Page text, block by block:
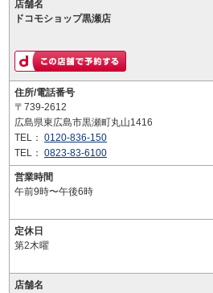
店舗名
ドコモショップ黒瀬店
住所/電話番号
〒739-2612
広島県東広島市黒瀬町丸山1416
TEL： 0120-836-150
TEL： 0823-83-6100
営業時間
午前9時〜午後6時
定休日
第2木曜
店舗名